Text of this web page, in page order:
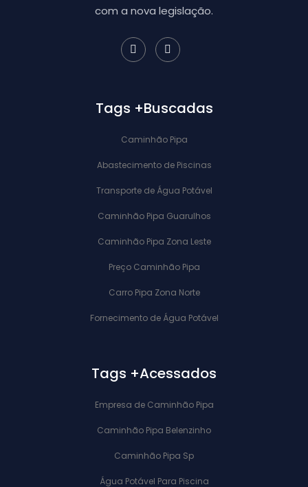
com a nova legislação.
Tags +Buscadas
Caminhão Pipa
Abastecimento de Piscinas
Transporte de Água Potável
Caminhão Pipa Guarulhos
Caminhão Pipa Zona Leste
Preço Caminhão Pipa
Carro Pipa Zona Norte
Fornecimento de Água Potável
Tags +Acessados
Empresa de Caminhão Pipa
Caminhão Pipa Belenzinho
Caminhão Pipa Sp
Água Potável Para Piscina